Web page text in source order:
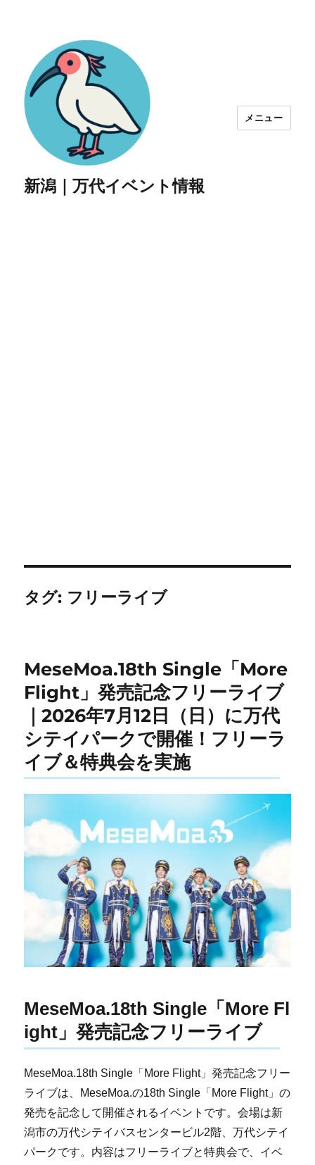
新潟｜万代イベント情報
メニュー
タグ: フリーライブ
MeseMoa.18th Single「More
Flight」発売記念フリーライブ
｜2026年7月12日（日）に万代
シテイパークで開催！フリーラ
イブ＆特典会を実施
MeseMoa.18th Single「More Fl
ight」発売記念フリーライブ
MeseMoa.18th Single「More Flight」発売記念フリー
ライブは、MeseMoa.の18th Single「More Flight」の
発売を記念して開催されるイベントです。会場は新
潟市の万代シテイバスセンタービル2階、万代シテイ
パークです。内容はフリーライブと特典会で、イベ